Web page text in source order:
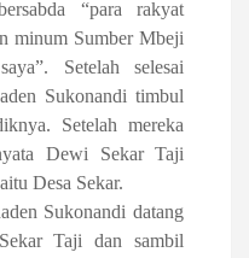
“para rakyat
minum Sumber Mbeji
Setelah selesai
Sukonandi timbul
Setelah mereka
Dewi Sekar Taji
Desa Sekar.
Sukonandi datang
Taji dan sambil